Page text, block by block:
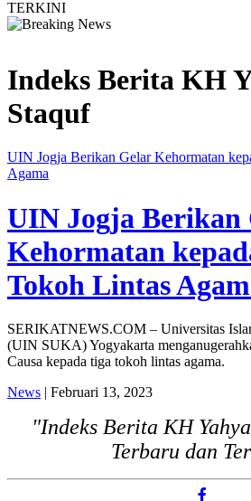
TERKINI
Indeks Berita KH
Staquf
UIN Jogja Berikan Gelar Kehormatan
Agama
UIN Jogja Berikan
Kehormatan
Tokoh Lintas
SERIKATNEWS.COM – Universitas
(UIN SUKA) Yogyakarta
Causa kepada tiga tokoh lintas agama.
News | Februari 13, 2023
"Indeks Berita KH
Terbaru dan